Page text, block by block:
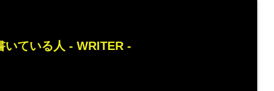
いている人 - WRITER -